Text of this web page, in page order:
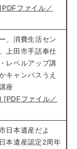
ファイル／
、消費生活セン
上田市手話奉仕
レベルアップ講
キャンパスうえ
座
[PDFファイル／
日本遺産だよ
本遺産認定2周年